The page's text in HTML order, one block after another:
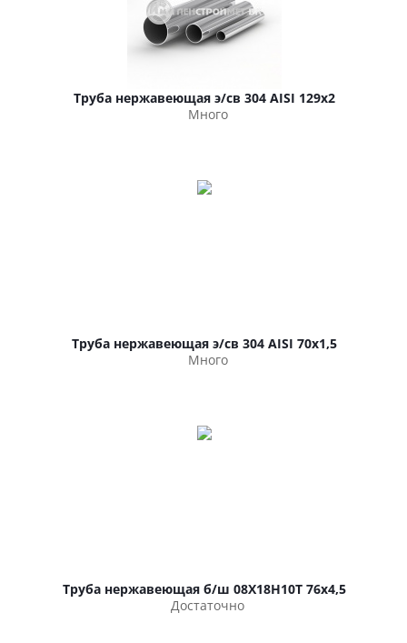
Труба нержавеющая э/св 304 AISI 129х2
Много
Труба нержавеющая э/св 304 AISI 70х1,5
Много
Труба нержавеющая б/ш 08Х18Н10Т 76х4,5
Достаточно